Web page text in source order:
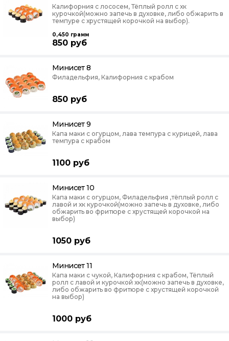
Калифорния с лососем, Тёплый ролл с хк
курочкой(можно запечь в духовке, либо обжарить в
темпуре с хрустящей корочкой на выбор).
0,450 грамм
850 руб
Минисет 8
Филадельфия, Калифорния с крабом
850 руб
Минисет 9
Капа маки с огурцом, лава темпура с курицей, лава
темпура с крабом
1100 руб
Минисет 10
Капа маки с огурцом, Филадельфия ,тёплый ролл с
лавой и хк курочкой(можно запечь в духовке, либо
обжарить во фритюре с хрустящей корочкой на
выбор)
1050 руб
Минисет 11
Капа маки с чукой, Калифорния с крабом, Тёплый
ролл с лавой и курочкой хк(можно запечь в духовке,
либо обжарить во фритюре с хрустящей корочкой
на выбор)
1000 руб